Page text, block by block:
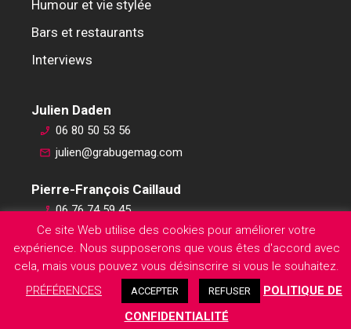
Humour et vie stylée
Bars et restaurants
Interviews
Julien Daden
06 80 50 53 56
julien@grabugemag.com
Pierre-François Caillaud
06 76 74 59 45
pierre-francois@grabugemag.com
Mentions légales
Ce site Web utilise des cookies pour améliorer votre
expérience. Nous supposerons que vous êtes d'accord avec
cela, mais vous pouvez vous désinscrire si vous le souhaitez.
PRÉFÉRENCES
ACCEPTER REFUSER
POLITIQUE DE
CONFIDENTIALITÉ